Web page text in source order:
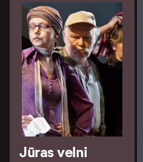
Jūras velni